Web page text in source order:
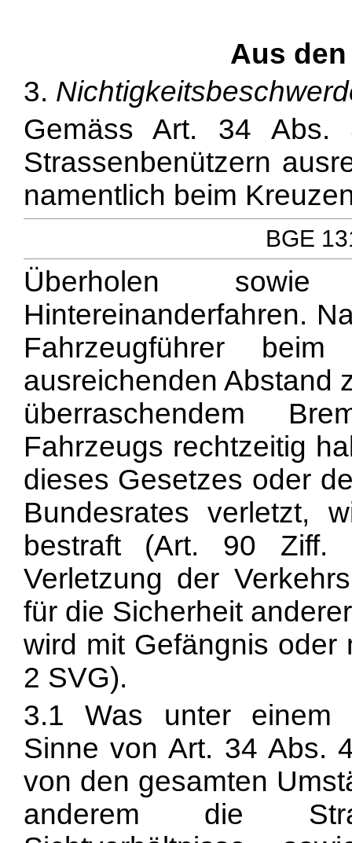
Aus
3.
Gemäss Art. 34
Strassenbenützern
namentlich beim
BGE
Überholen
Hintereinanderfahren.
Fahrzeugführer beim
ausreichenden Abstand
überraschendem
Fahrzeugs rechtzeitig
dieses Gesetzes oder
Bundesrates verletzt,
bestraft (Art. 90
Verletzung der
für die Sicherheit
wird mit Gefängnis oder
2 SVG).
3.1 Was unter einem
Sinne von Art. 34 Abs.
von den gesamten
anderem die